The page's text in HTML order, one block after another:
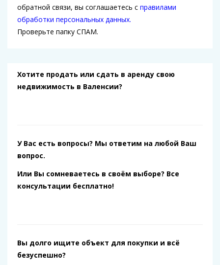
обратной связи, вы соглашаетесь с правилами
обработки персональных данных.
Проверьте папку СПАМ.
Хотите продать или сдать в аренду свою
недвижимость в Валенсии?
У Вас есть вопросы? Мы ответим на любой Ваш
вопрос.
Или Вы сомневаетесь в своём выборе? Все
консультации бесплатно!
Вы долго ищите объект для покупки и всё
безуспешно?